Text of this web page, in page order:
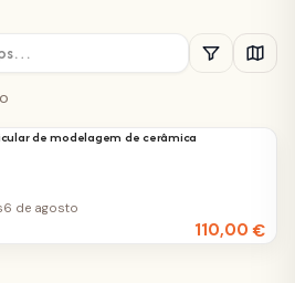
de modelagem de cerâmica
110,00€
6 de agosto